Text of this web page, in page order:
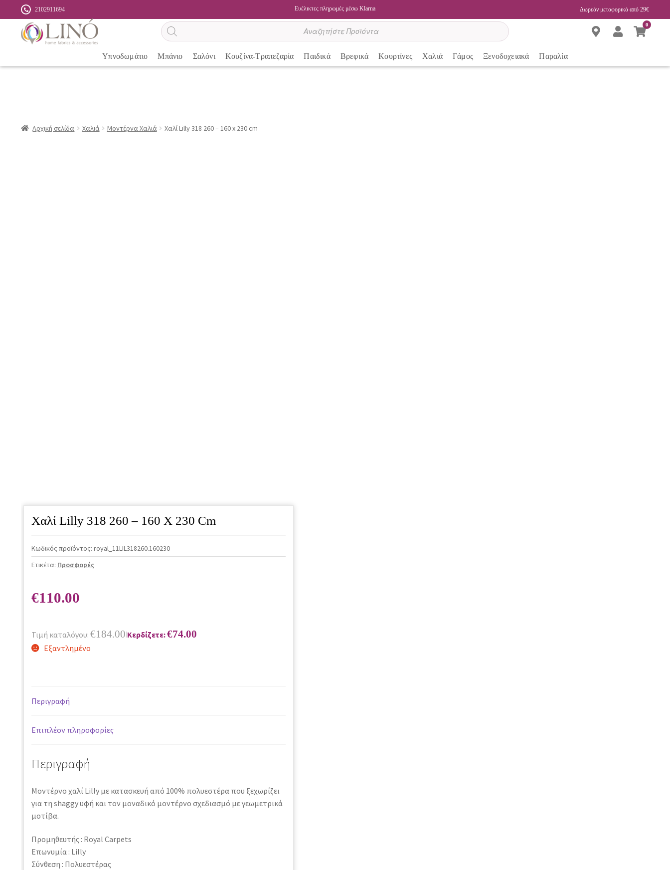
2102911694 Ευέλικτες πληρωμές μέσω Klarna Δωρεάν μεταφορικά από 29€
Αναζήτηση
προϊόντων
0
Υπνοδωμάτιο Μπάνιο Σαλόνι Κουζίνα-Τραπεζαρία Παιδικά Βρεφικά Κουρτίνες Χαλιά Γάμος Ξενοδοχειακά Παραλία
Αρχική σελίδα Χαλιά Μοντέρνα Χαλιά Χαλί Lilly 318 260 – 160 x 230 cm
Χαλί Lilly 318 260 – 160 X 230 Cm
Κωδικός προϊόντος: royal_11LIL318260.160230
Ετικέτα: Προσφορές
€110.00
Τιμή καταλόγου: €184.00|Κερδίζετε:€74.00
Εξαντλημένο
Περιγραφή
Επιπλέον πληροφορίες
Περιγραφή
Μοντέρνο χαλί Lilly με κατασκευή από 100% πολυεστέρα που ξεχωρίζει
για τη shaggy υφή και τον μοναδικό μοντέρνο σχεδιασμό με γεωμετρικά
μοτίβα.
Προμηθευτής : Royal Carpets
Επωνυμία : Lilly
Σύνθεση : Πολυεστέρας